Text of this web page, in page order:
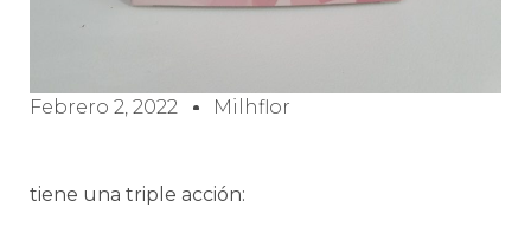
Febrero 2, 2022 Milhflor
tiene una triple acción: